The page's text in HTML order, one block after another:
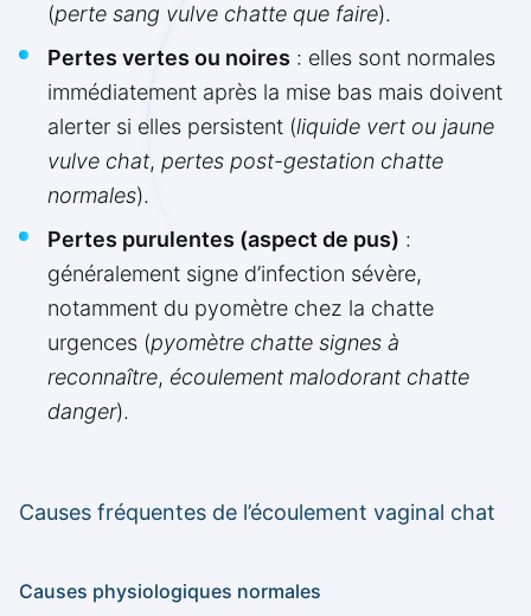
(perte sang vulve chatte que faire).
Pertes vertes ou noires : elles sont normales
immédiatement après la mise bas mais doivent
alerter si elles persistent (liquide vert ou jaune
vulve chat, pertes post-gestation chatte
normales).
Pertes purulentes (aspect de pus) :
généralement signe d’infection sévère,
notamment du pyomètre chez la chatte
urgences (pyomètre chatte signes à
reconnaître, écoulement malodorant chatte
danger).
Causes fréquentes de l’écoulement vaginal chat
Causes physiologiques normales